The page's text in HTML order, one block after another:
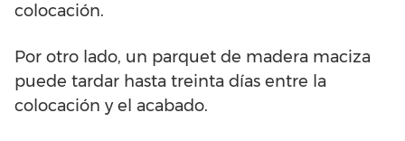
colocación.
Por otro lado, un parquet de madera maciza
puede tardar hasta treinta días entre la
colocación y el acabado.